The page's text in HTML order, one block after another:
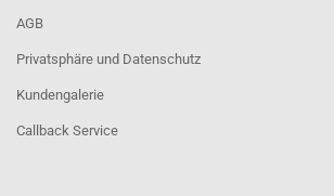
AGB
Privatsphäre und Datenschutz
Kundengalerie
Callback Service